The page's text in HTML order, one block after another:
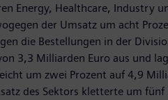
Energy, Healthcare, Industry
der Umsatz um acht
die Bestellungen in der
3,3 Milliarden Euro aus und
um zwei Prozent auf 4,9
des Sektors kletterte um